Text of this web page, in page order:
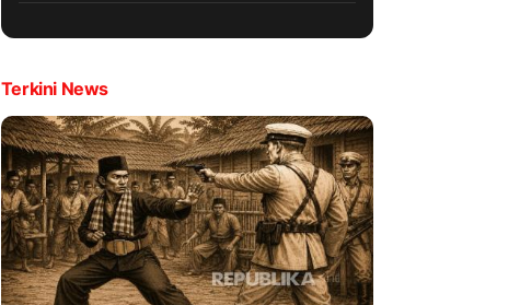
Terkini News